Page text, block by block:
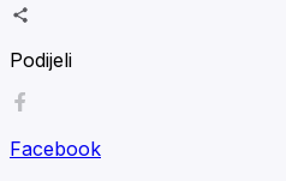
Podijeli
Facebook